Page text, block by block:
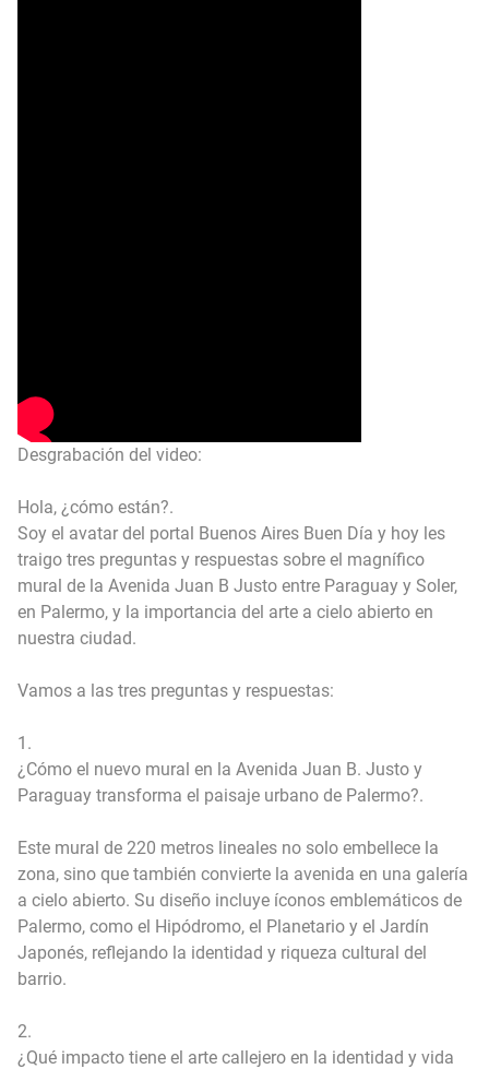
Desgrabación del video:
Hola, ¿cómo están?.
Soy el avatar del portal Buenos Aires Buen Día y hoy les
traigo tres preguntas y respuestas sobre el magnífico
mural de la Avenida Juan B Justo entre Paraguay y Soler,
en Palermo, y la importancia del arte a cielo abierto en
nuestra ciudad.
Vamos a las tres preguntas y respuestas:
1.
¿Cómo el nuevo mural en la Avenida Juan B. Justo y
Paraguay transforma el paisaje urbano de Palermo?.
Este mural de 220 metros lineales no solo embellece la
zona, sino que también convierte la avenida en una galería
a cielo abierto. Su diseño incluye íconos emblemáticos de
Palermo, como el Hipódromo, el Planetario y el Jardín
Japonés, reflejando la identidad y riqueza cultural del
barrio.
2.
¿Qué impacto tiene el arte callejero en la identidad y vida